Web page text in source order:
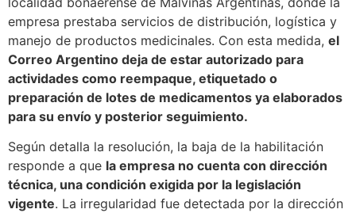
empresa prestaba servicios de distribución, logística y
manejo de productos medicinales. Con esta medida, el
Correo Argentino deja de estar autorizado para
actividades como reempaque, etiquetado o
preparación de lotes de medicamentos ya elaborados
para su envío y posterior seguimiento.
Según detalla la resolución, la baja de la habilitación
responde a que la empresa no cuenta con dirección
técnica, una condición exigida por la legislación
vigente. La irregularidad fue detectada por la dirección